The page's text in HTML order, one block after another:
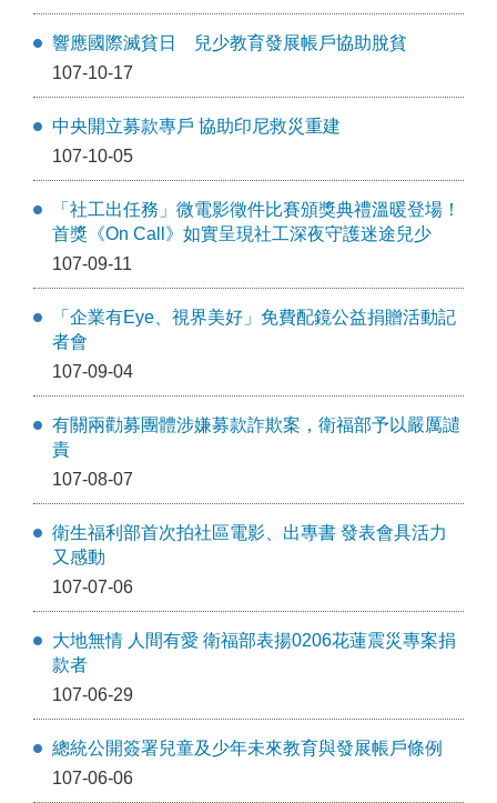
響應國際滅貧日 兒少教育發展帳戶協助脫貧
107-10-17
中央開立募款專戶 協助印尼救災重建
107-10-05
「社工出任務」微電影徵件比賽頒獎典禮溫暖登場！
首獎《On Call》如實呈現社工深夜守護迷途兒少
107-09-11
「企業有Eye、視界美好」免費配鏡公益捐贈活動記
者會
107-09-04
有關兩勸募團體涉嫌募款詐欺案，衛福部予以嚴厲譴
責
107-08-07
衛生福利部首次拍社區電影、出專書 發表會具活力
又感動
107-07-06
大地無情 人間有愛 衛福部表揚0206花蓮震災專案捐
款者
107-06-29
總統公開簽署兒童及少年未來教育與發展帳戶條例
107-06-06